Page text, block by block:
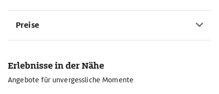
Preise
Erlebnisse in der Nähe
Angebote für unvergessliche Momente